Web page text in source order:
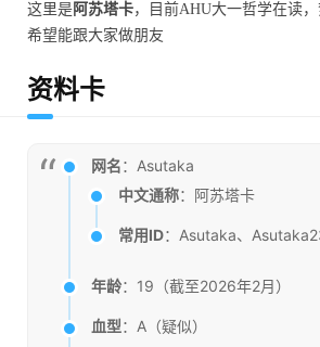
这里是阿苏塔卡，目前AHU大一哲学在读，
希望能跟大家做朋友
资料卡
网名：Asutaka
中文通称：阿苏塔卡
常用ID：Asutaka、
年龄：19（截至2026年2月）
血型：A（疑似）